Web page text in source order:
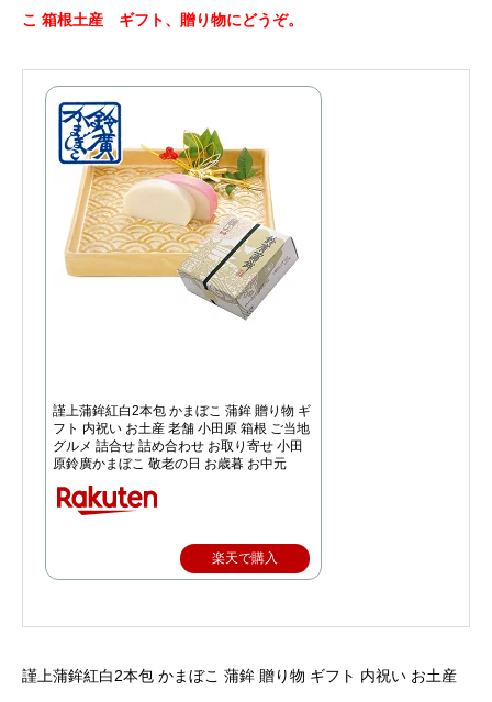
こ 箱根土産 ギフト、贈り物にどうぞ。
謹上蒲鉾紅白2本包 かまぼこ 蒲鉾 贈り物 ギ
フト 内祝い お土産 老舗 小田原 箱根 ご当地
グルメ 詰合せ 詰め合わせ お取り寄せ 小田
原鈴廣かまぼこ 敬老の日 お歳暮 お中元
楽天で購入
謹上蒲鉾紅白2本包 かまぼこ 蒲鉾 贈り物 ギフト 内祝い お土産